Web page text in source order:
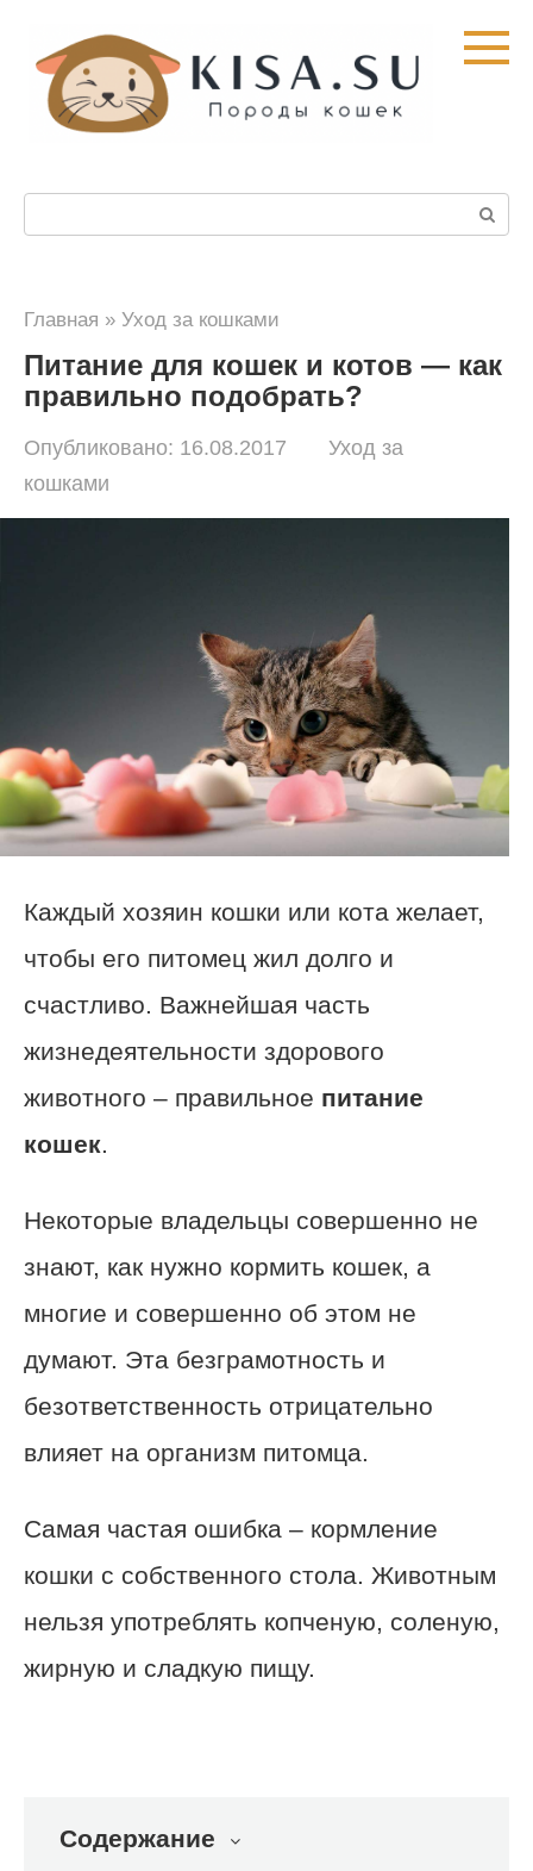
контенту
Главная » Уход за кошками
Питание для кошек и котов — как
правильно подобрать?
Опубликовано: 16.08.2017
Уход за
кошками
Каждый хозяин кошки или кота желает,
чтобы его питомец жил долго и
счастливо. Важнейшая часть
жизнедеятельности здорового
животного – правильное питание
кошек.
Некоторые владельцы совершенно не
знают, как нужно кормить кошек, а
многие и совершенно об этом не
думают. Эта безграмотность и
безответственность отрицательно
влияет на организм питомца.
Самая частая ошибка – кормление
кошки с собственного стола. Животным
нельзя употреблять копченую, соленую,
жирную и сладкую пищу.
Содержание